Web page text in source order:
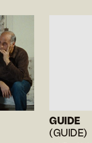
GUIDE
(GUIDE)